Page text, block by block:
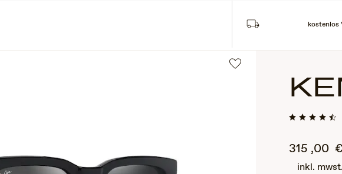
315 ,00 €
inkl. mwst.
kostenlos